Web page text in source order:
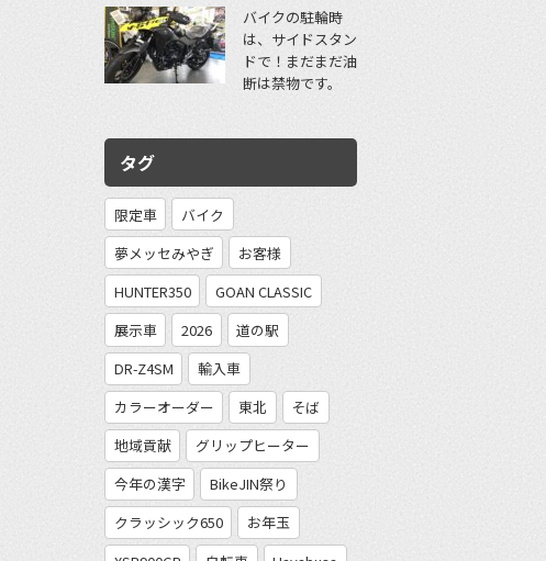
バイクの駐輪時
は、サイドスタン
ドで！まだまだ油
断は禁物です。
タグ
限定車
バイク
夢メッセみやぎ
お客様
HUNTER350
GOAN CLASSIC
展示車
2026
道の駅
DR-Z4SM
輸入車
カラーオーダー
東北
そば
地域貢献
グリップヒーター
今年の漢字
BikeJIN祭り
クラッシック650
お年玉